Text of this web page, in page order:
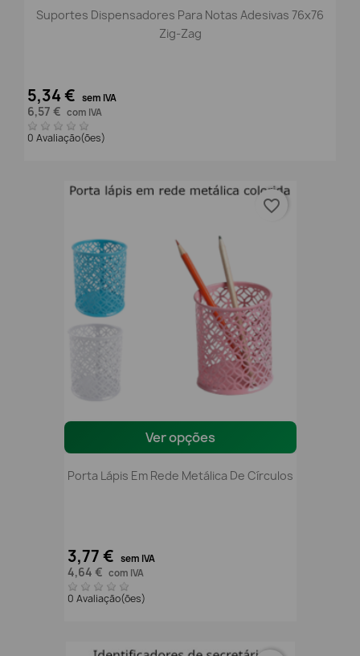
Suportes Dispensadores Para Notas Adesivas 76x76
Zig-Zag
5,34 € sem IVA
6,57 € com IVA
0 Avaliação(ões)
Ver opções
Porta Lápis Em Rede Metálica De Círculos
3,77 € sem IVA
4,64 € com IVA
0 Avaliação(ões)
favorite_border